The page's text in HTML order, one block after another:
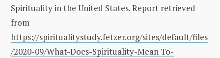
Spirituality in the United States. Report retrieved
from
https://spiritualitystudy.fetzer.org/sites/default/files
/2020-09/What-Does-Spirituality-Mean To-